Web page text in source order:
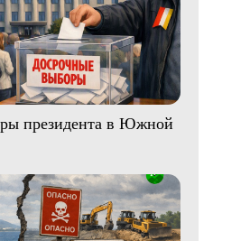
президента в Южной